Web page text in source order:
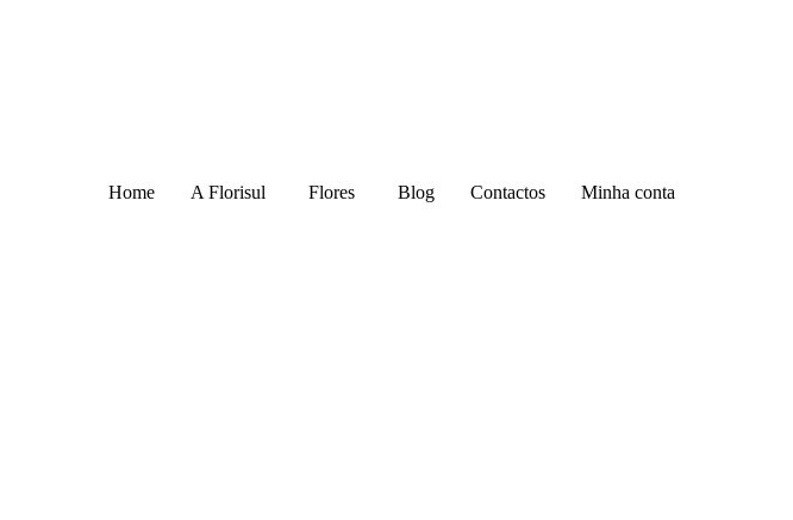
Home
A Florisul Flores Blog Contactos Minha conta